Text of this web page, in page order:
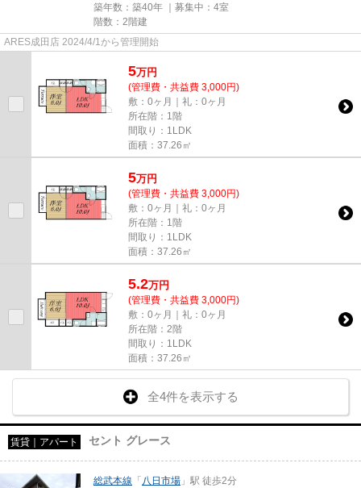
築年数：築40年 ｜募集中： 4室
階数：2階建
ARES成田店 2024/4/1から管理開始
5万円
(管理費・共益費 3,000円)
敷：0ヶ月｜礼：0ヶ月
所在階：1階
間取り：1LDK
面積：37.26㎡
5万円
(管理費・共益費 3,000円)
敷：0ヶ月｜礼：0ヶ月
所在階：1階
間取り：1LDK
面積：37.26㎡
5.2万円
(管理費・共益費 3,000円)
敷：0ヶ月｜礼：0ヶ月
所在階：2階
間取り：1LDK
面積：37.26㎡
全4件を表示する
賃貸｜アパート セント グレース
総武本線 「 八日市場 」駅 徒歩2分